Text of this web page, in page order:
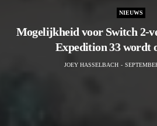
NIEUWS
Mogelijkheid voor Switch 2-
Expedition 33 wordt
JOEY HASSELBACH